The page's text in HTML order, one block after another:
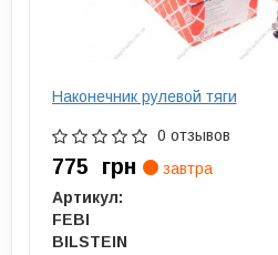
Наконечник рулевой тяги
0 отзывов
775 грн
завтра
Артикул:
FEBI
BILSTEIN